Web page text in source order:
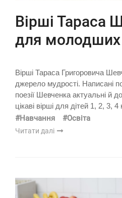
Вірші Тараса
для молодших
Вірші Тараса Григоровича
джерело мудрості. Написані
поезії Шевченка актуальні й
цікаві вірші для дітей 1, 2, 3, 4
#Навчання #Освіта
Читати далі